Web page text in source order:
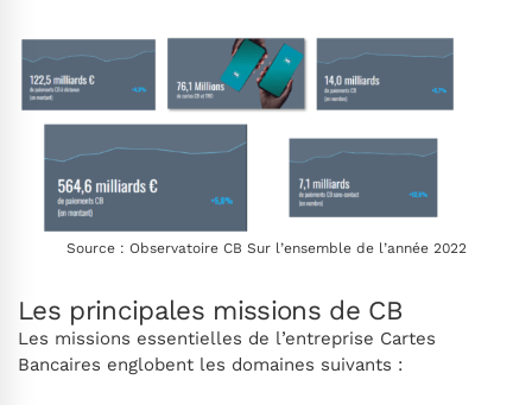
Source : Observatoire CB Sur l’ensemble de l’année 2022
Les principales missions de CB
Les missions essentielles de l’entreprise Cartes
Bancaires englobent les domaines suivants :